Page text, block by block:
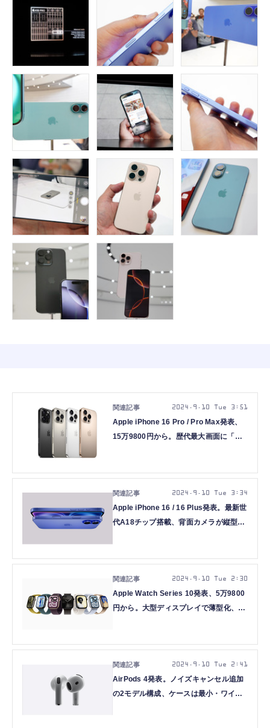
Apple iPhone 16 Pro / Pro Max発表、
15万9800円から。歴代最大画面に「カ
2024.9.10 Tue 3:51
Apple iPhone 16 / 16 Plus発表。最新世
代A18チップ搭載、背面カメラが縦型配
2024.9.10 Tue 3:34
Apple Watch Series 10発表、5万9800
円から。大型ディスプレイで薄型化、チ
2024.9.10 Tue 2:30
AirPods 4発表。ノイズキャンセル追加
の2モデル構成、ケースは最小・ワイヤ
2024.9.10 Tue 2:41